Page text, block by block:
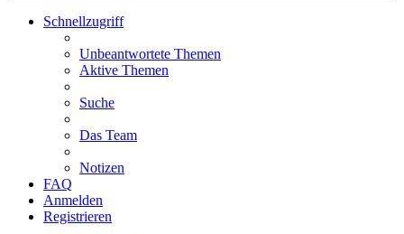
Schnellzugriff
Unbeantwortete Themen
Aktive Themen
Suche
Das Team
Notizen
FAQ
Anmelden
Registrieren